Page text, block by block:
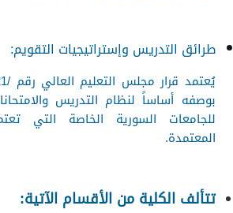
طرائق التدريس وإستراتيجيات التقويم:
بوصفه أساساً لنظام التدريس
للجامعات السورية الخاصة التي
المعتمدة.
تتألف الكلية من الأقسام الآتية: